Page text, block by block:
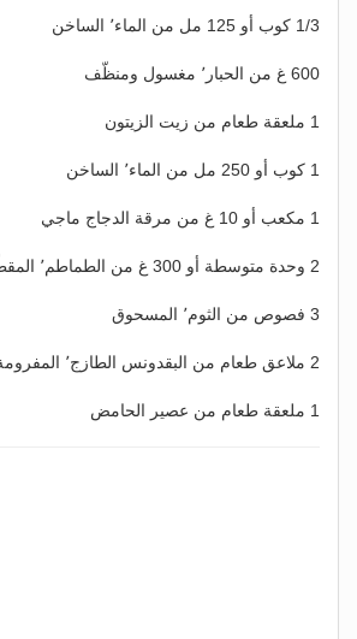
1/3 كوب أو 125 مل من الماء٬ الساخن
600 غ من الحبار٬ مغسول ومنظّف
1 ملعقة طعام من زيت الزيتون
1 كوب أو 250 مل من الماء٬ الساخن
1 مكعب أو 10 غ من مرقة الدجاج ماجي
2 وحدة متوسطة أو 300 غ من الطماطم٬ المقطّعة
3 فصوص من الثوم٬ المسحوق
2 ملاعق طعام من البقدونس الطازج٬ المفرومة
1 ملعقة طعام من عصير الحامض